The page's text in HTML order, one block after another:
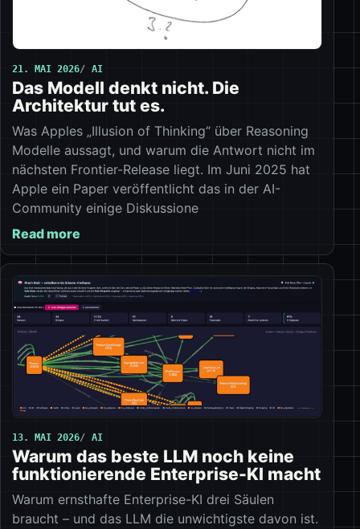
21. MAI 2026 AI
Das Modell denkt nicht. Die
Architektur tut es.
Was Apples „Illusion of Thinking“ über Reasoning
Modelle aussagt, und warum die Antwort nicht im
nächsten Frontier-Release liegt. Im Juni 2025 hat
Apple ein Paper veröffentlicht das in der AI-
Community einige Diskussione
Read more
13. MAI 2026 AI
Warum das beste LLM noch keine
funktionierende Enterprise-KI macht
Warum ernsthafte Enterprise-KI drei Säulen
braucht – und das LLM die unwichtigste davon ist.